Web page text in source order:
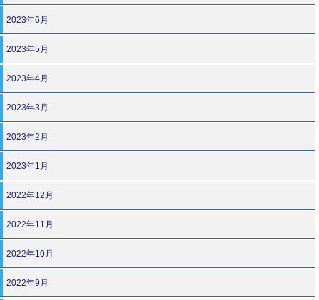
2023年6月
2023年5月
2023年4月
2023年3月
2023年2月
2023年1月
2022年12月
2022年11月
2022年10月
2022年9月